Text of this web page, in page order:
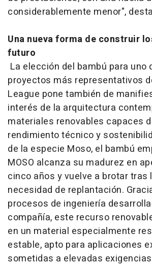
considerablemente menor",
Una nueva forma de construir
futuro
La elección del bambú para uno
proyectos más representativos
League pone también de
interés de la arquitectura
materiales renovables capaces
rendimiento técnico y
de la especie Moso, el bambú
MOSO alcanza su madurez en
cinco años y vuelve a brotar tras
necesidad de replantación.
procesos de ingeniería
compañía, este recurso
en un material especialmente
estable, apto para aplicaciones
sometidas a elevadas